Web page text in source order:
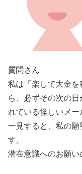
質問さん
私は「楽して大金
ら、必ずその次の
れている怪しいメー
一見すると、私の
す。
潜在意識へのお願